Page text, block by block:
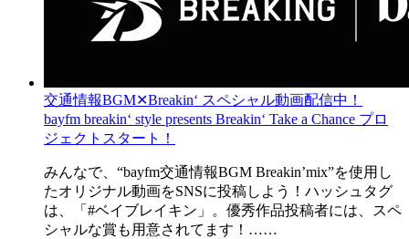
交通情報BGM✕Breakin‘ スペシャル動画配信中！
bayfm breakin‘ style presents Breakin‘ Take a Chance プロ
ジェクトスタート！
みんなで、“bayfm交通情報BGM Breakin’mix”を使用し
たオリジナル動画をSNSに投稿しよう！ハッシュタグ
は、「#ベイブレイキン」。優秀作品投稿者には、スペ
シャルな賞も用意されてます！……